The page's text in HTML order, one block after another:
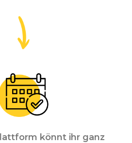
könnt ihr ganz